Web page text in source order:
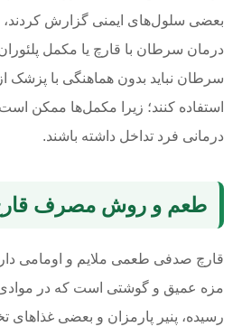
بعضی سلول‌های ایمنی گزارش کردند،
درمان سرطان با قارچ یا مکمل
سرطان نباید بدون هماهنگی با پزشک
استفاده کنند؛ زیرا مکمل‌ها ممکن است
درمانی فرد تداخل داشته باشند.
طعم و روش مصرف
قارچ صدفی طعمی ملایم و اومامی
مزه عمیق و گوشتی است که در موادی
رسیده، پنیر پارمزان و بعضی